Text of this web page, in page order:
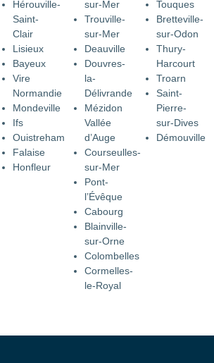
Hérouville-
Saint-
Clair
Lisieux
Bayeux
Vire
Normandie
Mondeville
Ifs
Ouistreham
Falaise
Honfleur
sur-Mer
Trouville-
sur-Mer
Deauville
Douvres-
la-
Délivrande
Mézidon
Vallée
d’Auge
Courseulles-
sur-Mer
Pont-
l’Évêque
Cabourg
Blainville-
sur-Orne
Colombelles
Cormelles-
le-Royal
Touques
Bretteville-
sur-Odon
Thury-
Harcourt
Troarn
Saint-
Pierre-
sur-Dives
Démouville